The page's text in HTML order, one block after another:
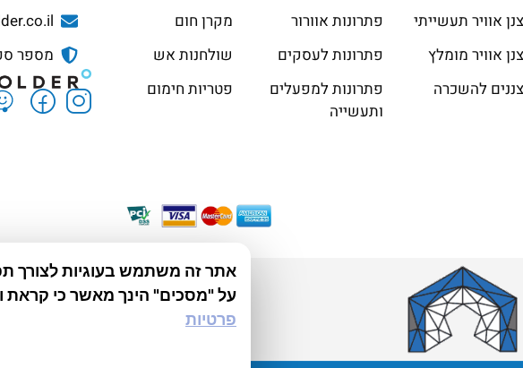
אוויר תעשייתי
אוויר מומלץ
להשכרה
פתרונות אוורור
פתרונות לעסקים
פתרונות למפעלים
ותעשייה
מקרן חום
שולחנות אש
פטריות חימום
מספר ספק
אתר זה משתמש בעוגיות לצורך
על "מסכים" הינך מאשר כי קראת
פרטיות